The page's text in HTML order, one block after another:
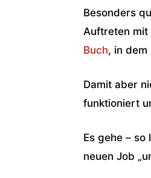
Besonders
Auftreten mit
Buch, in
Damit aber
funktioniert
Es gehe – so
neuen Job